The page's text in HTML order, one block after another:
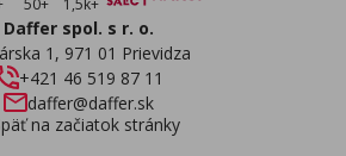
Daffer spol. s r. o.
1, 971 01 Prievidza
+421 46 519 87 11
daffer@daffer.sk
na začiatok stránky